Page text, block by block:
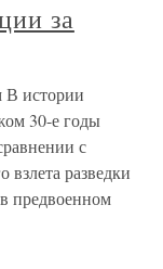
за
В истории
30-е годы
с
разведки
предвоенном